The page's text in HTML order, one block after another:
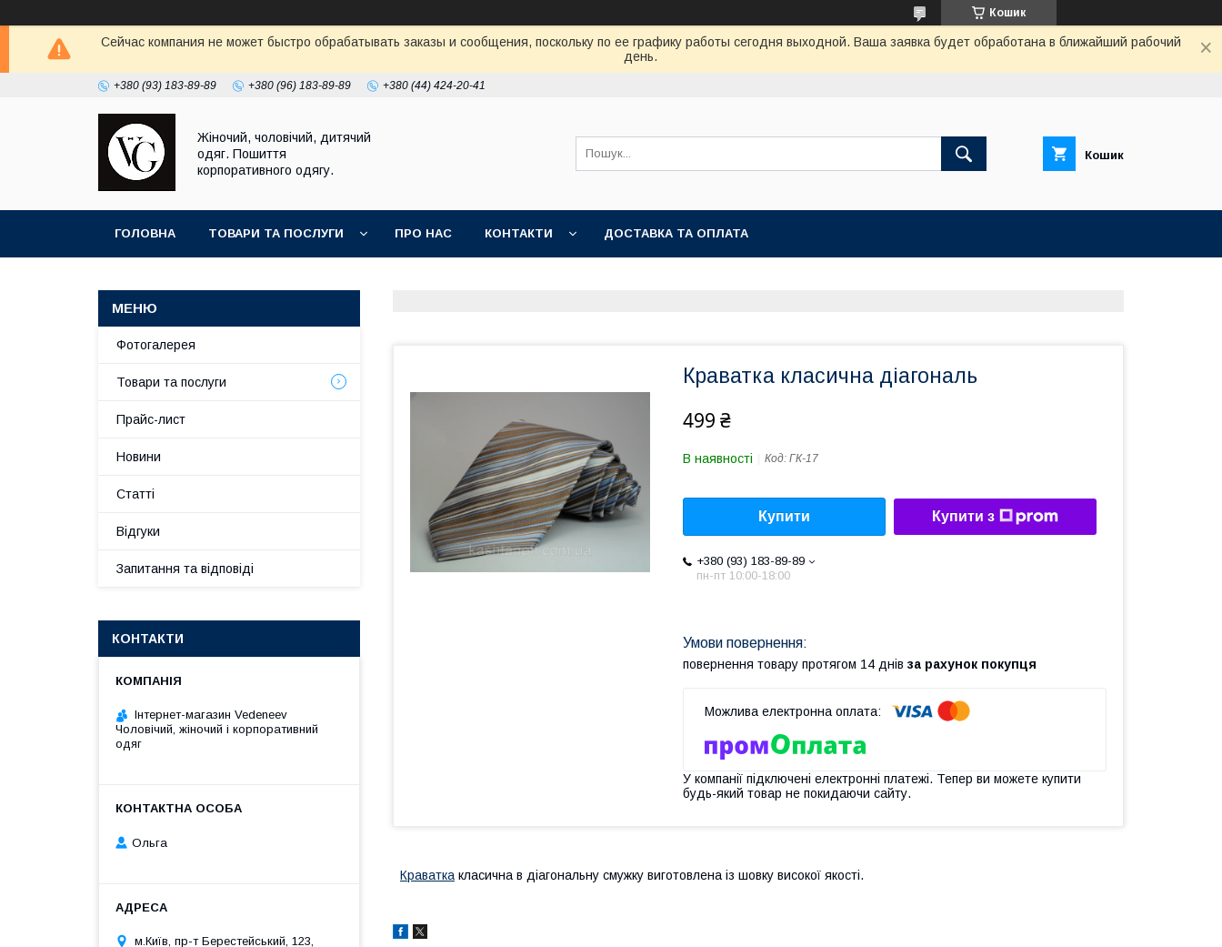
Кошик
Сейчас компания не может быстро обрабатывать заказы и сообщения, поскольку по ее графику работы сегодня выходной. Ваша заявка будет обработана в ближайший рабочий
день.
+380 (93) 183-89-89 +380 (96) 183-89-89 +380 (44) 424-20-41
Жіночий, чоловічий, дитячий
одяг. Пошиття
корпоративного одягу.
Кошик
ГОЛОВНА ТОВАРИ ТА ПОСЛУГИ ПРО НАС КОНТАКТИ ДОСТАВКА ТА ОПЛАТА
Краватка класична діагональ
499 ₴
В наявності Код: ГК-17
Купити Купити з
+380 (93) 183-89-89
пн-пт 10:00-18:00
повернення товару протягом 14 днів за рахунок покупця
У компанії підключені електронні платежі. Тепер ви можете купити
будь-який товар не покидаючи сайту.
Краватка класична в діагональну смужку виготовлена із шовку високої якості.
Фотогалерея
Товари та послуги
Прайс-лист
Новини
Статті
Відгуки
Запитання та відповіді
КОНТАКТИ
Інтернет-магазин Vedeneev
Чоловічий, жіночий і корпоративний
одяг
Ольга
м.Київ, пр-т Берестейський, 123,